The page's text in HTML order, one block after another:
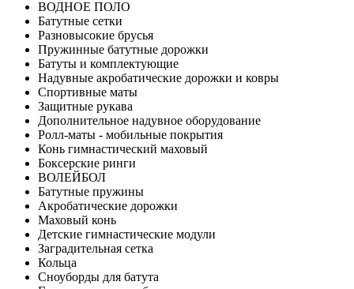
ВОДНОЕ ПОЛО
Батутные сетки
Разновысокие брусья
Пружинные батутные дорожки
Батуты и комплектующие
Надувные акробатические дорожки и ковры
Спортивные маты
Защитные рукава
Дополнительное надувное оборудование
Ролл-маты - мобильные покрытия
Конь гимнастический маховый
Боксерские ринги
ВОЛЕЙБОЛ
Батутные пружины
Акробатические дорожки
Маховый конь
Детские гимнастические модули
Заградительная сетка
Кольца
Сноуборды для батута